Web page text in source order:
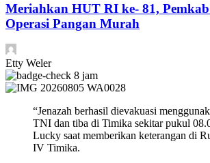
Meriahkan HUT RI ke- 81,
Operasi Pangan Murah
Etty Weler
8 jam
“Jenazah berhasil dievakuasi
TNI dan tiba di Timika sekitar pukul
Lucky saat memberikan keterangan di
IV Timika.